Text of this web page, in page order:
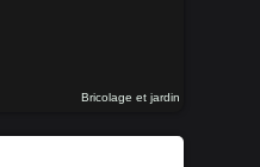
Bricolage et jardin